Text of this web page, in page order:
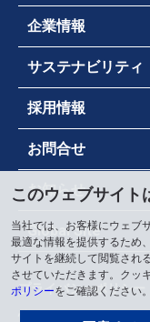
企業情報
サステナビリティ
採用情報
お問合せ
お知らせ
Global Site
プライバシーポリシー
このウェブサイト
当社では、お客様にウェブ
最適な情報を提供するため
サイトを継続して閲覧され
させていただきます。クッ
ポリシーをご確認ください。